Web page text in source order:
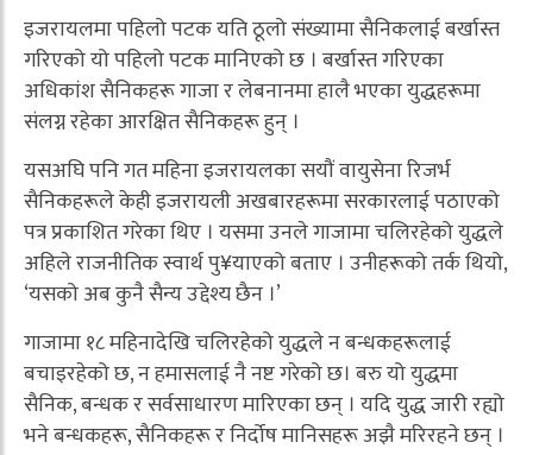
इजरायलमा पहिलो पटक यति ठूलो संख्यामा सैनिकलाई बर्खास्त
गरिएको यो पहिलो पटक मानिएको छ । बर्खास्त गरिएका
अधिकांश सैनिकहरू गाजा र लेबनानमा हालै भएका युद्धहरूमा
संलग्न रहेका आरक्षित सैनिकहरू हुन् ।
यसअघि पनि गत महिना इजरायलका सयौं वायुसेना रिजर्भ
सैनिकहरूले केही इजरायली अखबारहरूमा सरकारलाई पठाएको
पत्र प्रकाशित गरेका थिए । यसमा उनले गाजामा चलिरहेको युद्धले
अहिले राजनीतिक स्वार्थ पु¥याएको बताए । उनीहरूको तर्क थियो,
‘यसको अब कुनै सैन्य उद्देश्य छैन ।’
गाजामा १८ महिनादेखि चलिरहेको युद्धले न बन्धकहरूलाई
बचाइरहेको छ, न हमासलाई नै नष्ट गरेको छ। बरु यो युद्धमा
सैनिक, बन्धक र सर्वसाधारण मारिएका छन् । यदि युद्ध जारी रह्यो
भने बन्धकहरू, सैनिकहरू र निर्दोष मानिसहरू अझै मरिरहने छन् ।